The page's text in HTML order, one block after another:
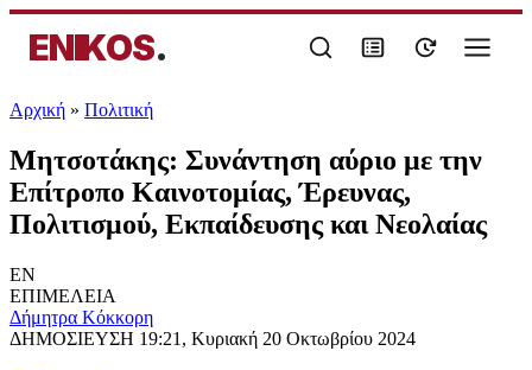
ENIKOS.
Αρχική » Πολιτική
Μητσοτάκης: Συνάντηση αύριο με την
Επίτροπο Καινοτομίας, Έρευνας,
Πολιτισμού, Εκπαίδευσης και Νεολαίας
EN
ΕΠΙΜΕΛΕΙΑ
Δήμητρα Κόκκορη
ΔΗΜΟΣΙΕΥΣΗ 19:21, Κυριακή 20 Οκτωβρίου 2024